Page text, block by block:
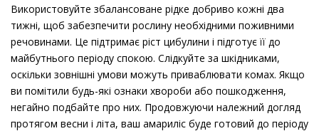
Використовуйте збалансоване рідке добриво кожні два
тижні, щоб забезпечити рослину необхідними поживними
речовинами. Це підтримає ріст цибулини і підготує її до
майбутнього періоду спокою. Слідкуйте за шкідниками,
оскільки зовнішні умови можуть приваблювати комах. Якщо
ви помітили будь-які ознаки хвороби або пошкодження,
негайно подбайте про них. Продовжуючи належний догляд
протягом весни і літа, ваш амариліс буде готовий до періоду